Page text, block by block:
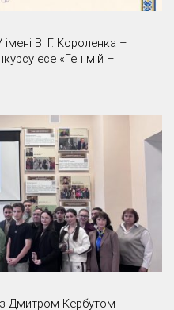
В. Г. Короленка –
есе «Ген мій –
Дмитром Кербутом